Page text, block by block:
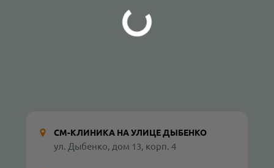
СМ-КЛИНИКА НА УЛИЦЕ ДЫБЕНКО
ул. Дыбенко, дом 13, корп. 4